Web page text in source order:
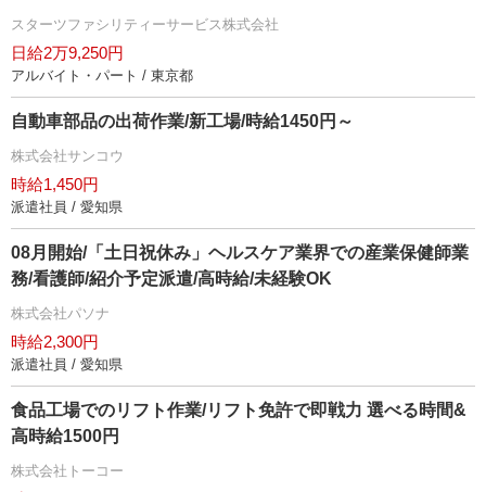
スターツファシリティーサービス株式会社
日給2万9,250円
アルバイト・パート / 東京都
自動車部品の出荷作業/新工場/時給1450円～
株式会社サンコウ
時給1,450円
派遣社員 / 愛知県
08月開始/「土日祝休み」ヘルスケア業界での産業保健師業
務/看護師/紹介予定派遣/高時給/未経験OK
株式会社パソナ
時給2,300円
派遣社員 / 愛知県
食品工場でのリフト作業/リフト免許で即戦力 選べる時間&
高時給1500円
株式会社トーコー